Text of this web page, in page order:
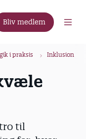
Bliv medlem
i praksis Inklusion
til